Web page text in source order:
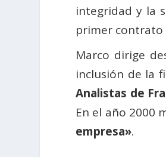
integridad y la
primer contrato
Marco dirige
inclusión de la
Analistas de
En el año 2000
empresa».